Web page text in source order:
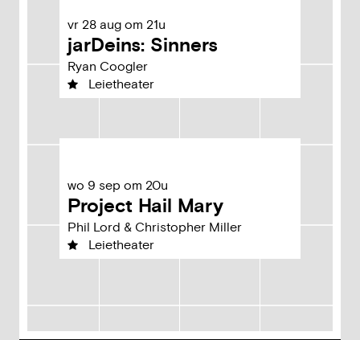
vr 28 aug om 21u
jarDeins: Sinners
Ryan Coogler
Leietheater
wo 9 sep om 20u
Project Hail Mary
Phil Lord & Christopher Miller
Leietheater